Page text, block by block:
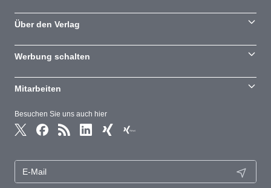
Besuchen Sie uns auch hier
Über den Verlag
Werbung schalten
Mitarbeiten